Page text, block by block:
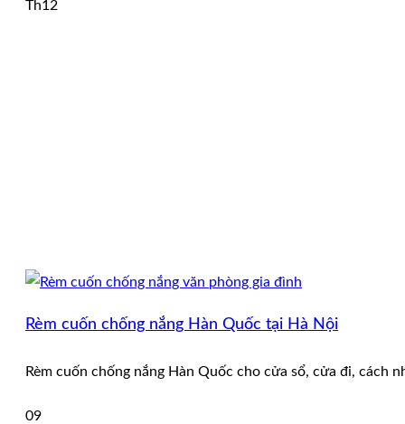
Th12
Rèm cuốn chống nắng Hàn Quốc tại Hà Nội
Rèm cuốn chống nắng Hàn Quốc cho cửa sổ, cửa đi, cách
09